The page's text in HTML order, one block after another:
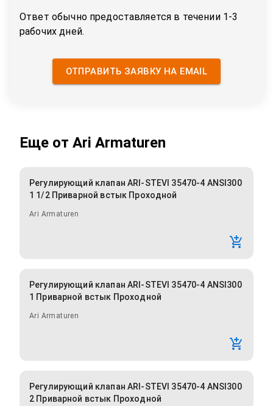
Ответ обычно предоставляется в течении 1-3
рабочих дней.
ОТПРАВИТЬ ЗАЯВКУ НА EMAIL
Еще от Ari Armaturen
Регулирующий клапан ARI-STEVI 35470-4 ANSI300
1 1/2 Приварной встык Проходной
Ari Armaturen
Регулирующий клапан ARI-STEVI 35470-4 ANSI300
1 Приварной встык Проходной
Ari Armaturen
Регулирующий клапан ARI-STEVI 35470-4 ANSI300
2 Приварной встык Проходной